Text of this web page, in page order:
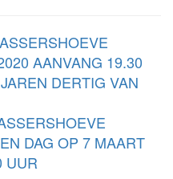
AANVANG 19.30
DERTIG VAN
DAG OP 7 MAART
UUR